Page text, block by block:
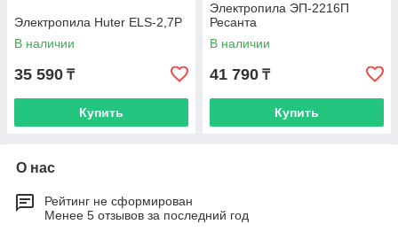
Электропила Huter ELS-2,7P
В наличии
35 590 ₸
Купить
Электропила ЭП-2216П
Ресанта
В наличии
41 790 ₸
Купить
О нас
Рейтинг не сформирован
Менее 5 отзывов за последний год